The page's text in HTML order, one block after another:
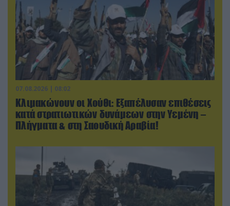
07.08.2026 | 08:02
Κλιμακώνουν οι Χούθι: Eξαπέλυσαν επιθέσεις
κατά στρατιωτικών δυνάμεων στην Υεμένη –
Πλήγματα & στη Σαουδική Αραβία!